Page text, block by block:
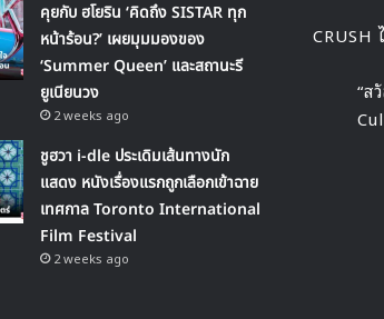
CRUSH
“ส
คุยกับ ฮโยริน ‘คิดถึง SISTAR ทุก
หน้าร้อน?’ เผยมุมมองของ
‘Summer Queen’ และสถานะรี
ยูเนียนวง
2 weeks ago
ชูฮวา i-dle ประเดิมเส้นทางนัก
แสดง หนังเรื่องแรกถูกเลือกเข้าฉาย
เทศกาล Toronto International
Film Festival
2 weeks ago